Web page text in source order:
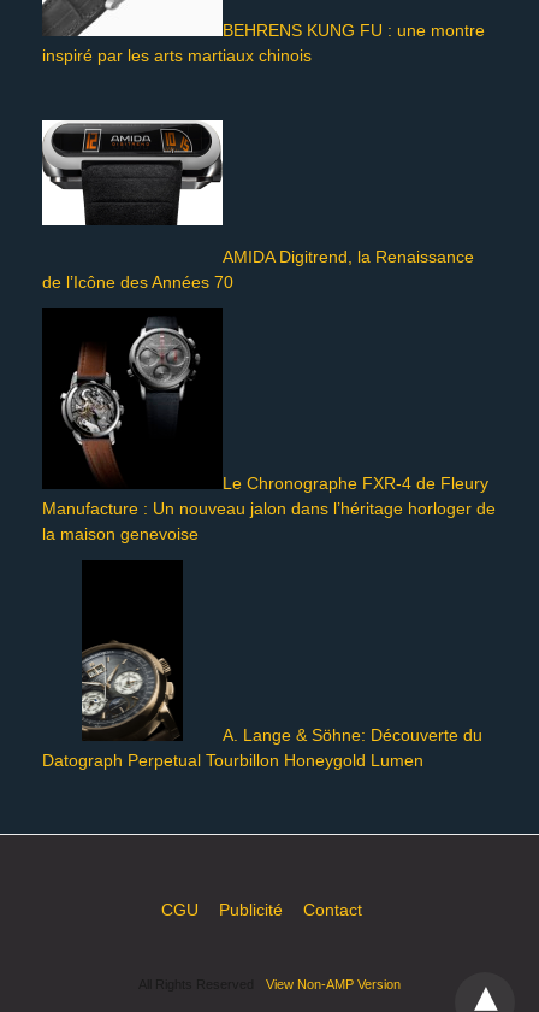
BEHRENS KUNG FU : une montre
inspiré par les arts martiaux chinois
AMIDA Digitrend, la Renaissance
de l’Icône des Années 70
Le Chronographe FXR-4 de Fleury
Manufacture : Un nouveau jalon dans l’héritage horloger de
la maison genevoise
A. Lange & Söhne: Découverte du
Datograph Perpetual Tourbillon Honeygold Lumen
CGU Publicité Contact
View Non-AMP Version